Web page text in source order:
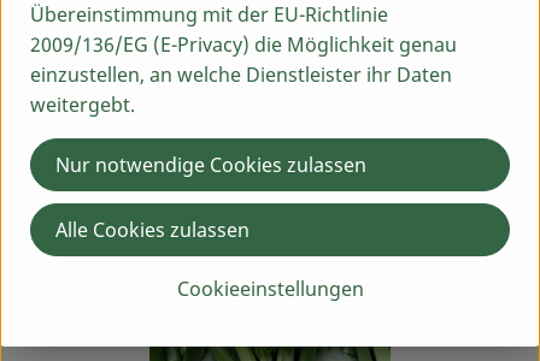
Tipp:
Das Grün, das bei der Verarbeitung entfernt wird, nicht
wegwerfen. Kleingehackt kann es als Würze oder zur
Garnierung von Speisen verwendet werden.
Übereinstimmung mit der EU-Richtlinie
2009/136/EG (E-Privacy) die Möglichkeit genau
einzustellen, an welche Dienstleister ihr Daten
weitergebt.
Cookieeinstellungen
Nur notwendige Cookies zulassen
Alle Cookies zulassen